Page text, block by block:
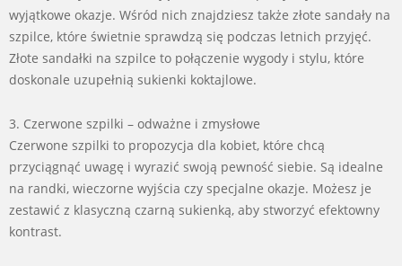
wyjątkowe okazje. Wśród nich znajdziesz także złote sandały na
szpilce, które świetnie sprawdzą się podczas letnich przyjęć.
Złote sandałki na szpilce to połączenie wygody i stylu, które
doskonale uzupełnią sukienki koktajlowe.
3. Czerwone szpilki – odważne i zmysłowe
Czerwone szpilki to propozycja dla kobiet, które chcą
przyciągnąć uwagę i wyrazić swoją pewność siebie. Są idealne
na randki, wieczorne wyjścia czy specjalne okazje. Możesz je
zestawić z klasyczną czarną sukienką, aby stworzyć efektowny
kontrast.